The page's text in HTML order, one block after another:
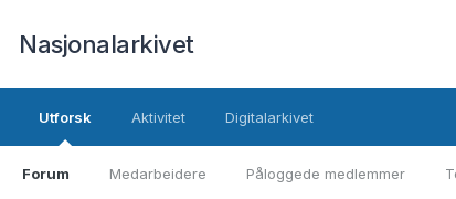
Nasjonalarkivet
Utforsk
Forum Medarbeidere Påloggede medlemmer
Aktivitet Digitalarkivet